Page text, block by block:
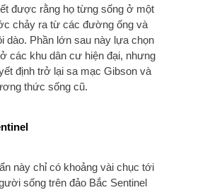
được rằng họ từng sống ở một
chảy ra từ các đường ống và
dào. Phần lớn sau này lựa chọn
các khu dân cư hiện đại, nhưng
định trở lại sa mạc Gibson và
thức sống cũ.
này chỉ có khoảng vài chục tới
sống trên đảo Bắc Sentinel